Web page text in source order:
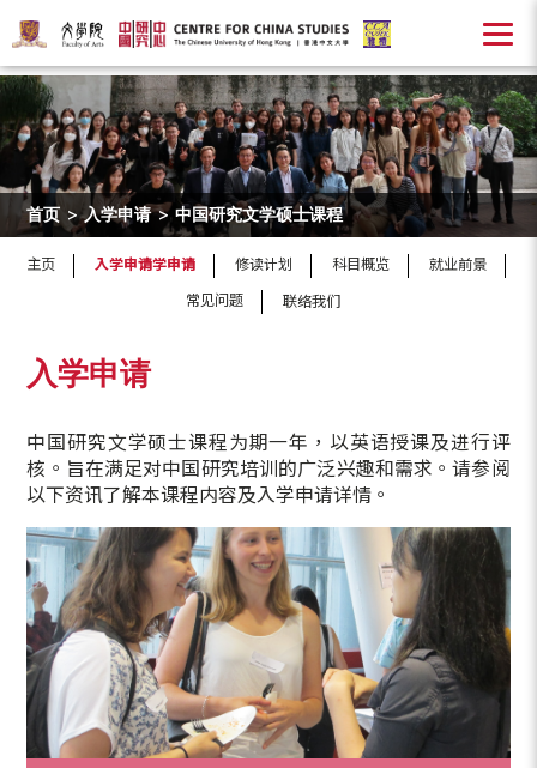
首页 > 入学申请 > 中国研究文学硕士课程
主页 入学申请学申请 修读计划 科目概览
就业前景
常见问题
联络我们
入学申请
中国研究文学硕士课程为期一年，以英语授课及进行评
核。旨在满足对中国研究培训的广泛兴趣和需求。请参阅
以下资讯了解本课程内容及入学申请详情。